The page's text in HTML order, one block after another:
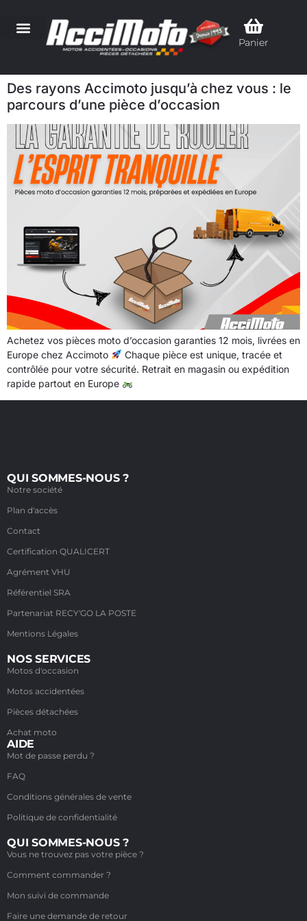
Panier
Des rayons Accimoto jusqu’à chez vous : le
parcours d’une pièce d’occasion
Achetez vos pièces moto d’occasion garanties 12 mois, livrées en
Europe chez Accimoto
Chaque pièce est unique, tracée et
contrôlée pour votre sécurité. Retrait en magasin ou expédition
rapide partout en Europe
QUI SOMMES-NOUS ?
Notre société
Plan d'accès
Contact
Certification QUALICERT
Agrément VHU
Référentiel SRA
Partenariat RECY'GO LA POSTE
Mentions Légales
NOS SERVICES
Motos d'occasion
Motos accidentées
Pièces détachées
Achat moto
AIDE
Mot de passe perdu ?
FAQ
Conditions générales de vente
Politique de confidentialité
QUI SOMMES-NOUS ?
Vous ne trouvez pas votre pièce ?
Comment commander ?
Mon suivi de commande
Faire une demande de retour